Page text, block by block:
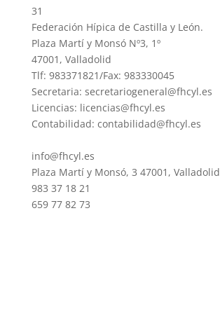
31
Federación Hípica de Castilla y León.
Plaza Martí y Monsó Nº3, 1º
47001, Valladolid
Tlf: 983371821/Fax: 983330045
Secretaria: secretariogeneral@fhcyl.es
Licencias: licencias@fhcyl.es
Contabilidad: contabilidad@fhcyl.es
info@fhcyl.es
Plaza Martí y Monsó, 3 47001, Valladolid
983 37 18 21
659 77 82 73